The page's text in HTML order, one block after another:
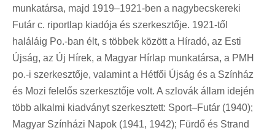
munkatársa, majd 1919–1921-ben a nagybecskereki
Futár c. riportlap kiadója és szerkesztője. 1921-től
haláláig Po.-ban élt, s többek között a Híradó, az Esti
Újság, az Új Hírek, a Magyar Hírlap munkatársa, a PMH
po.-i szerkesztője, valamint a Hétfői Újság és a Színház
és Mozi felelős szerkesztője volt. A szlovák állam idején
több alkalmi kiadványt szerkesztett: Sport–Futár (1940);
Magyar Színházi Napok (1941, 1942); Fürdő és Strand